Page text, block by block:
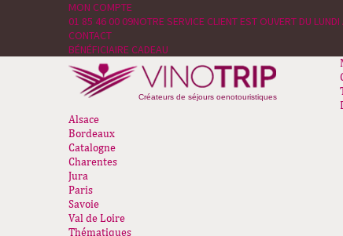
MON COMPTE
01 85 46 00 09NOTRE SERVICE CLIENT EST OUVERT DU
CONTACT
BÉNÉFICIAIRE CADEAU
Créateurs de séjours oenotouristiques
Alsace
Bordeaux
Catalogne
Charentes
Jura
Paris
Savoie
Val de Loire
Thématiques